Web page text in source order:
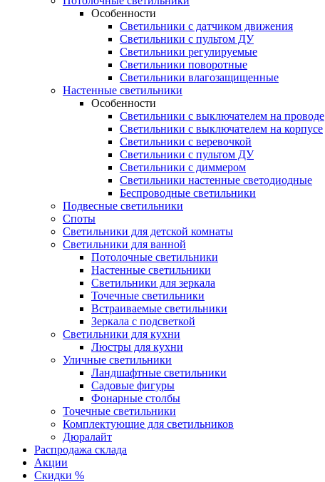
Особенности
Светильники с датчиком движения
Светильники с пультом ДУ
Светильники регулируемые
Светильники поворотные
Светильники влагозащищенные
Настенные светильники
Особенности
Светильники с выключателем на проводе
Светильники с выключателем на корпусе
Светильники с веревочкой
Светильники с пультом ДУ
Светильники с диммером
Светильники настенные светодиодные
Беспроводные светильники
Подвесные светильники
Споты
Светильники для детской комнаты
Светильники для ванной
Потолочные светильники
Настенные светильники
Светильники для зеркала
Точечные светильники
Встраиваемые светильники
Зеркала с подсветкой
Светильники для кухни
Люстры для кухни
Уличные светильники
Ландшафтные светильники
Садовые фигуры
Фонарные столбы
Точечные светильники
Комплектующие для светильников
Дюралайт
Распродажа склада
Акции
Скидки %